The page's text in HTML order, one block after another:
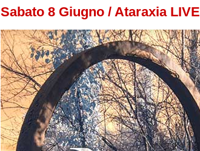
Sabato 8 Giugno / Ataraxia LIVE